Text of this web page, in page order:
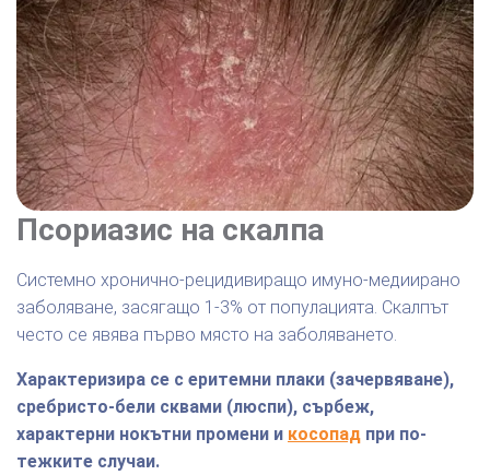
Псориазис на скалпа
Системно хронично-рецидивиращо имуно-медиирано
заболяване, засягащо 1-3% от популацията. Скалпът
често се явява първо място на заболяването.
Характеризира се с еритемни плаки (зачервяване),
сребристо-бели сквами (люспи), сърбеж,
характерни нокътни промени и косопад при по-
тежките случаи.